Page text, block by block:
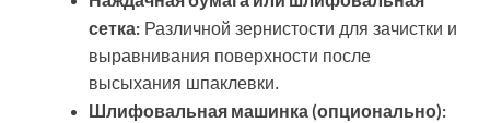
сетка: Различной зернистости для зачистки и
выравнивания поверхности после
высыхания шпаклевки.
Шлифовальная машинка (опционально):